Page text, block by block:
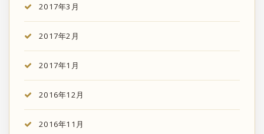
2017年3月
2017年2月
2017年1月
2016年12月
2016年11月